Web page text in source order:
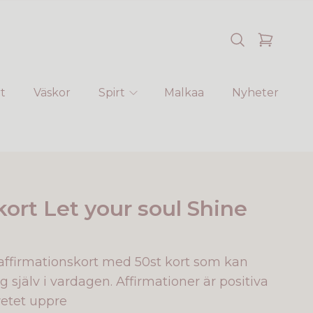
Väskor Spirt Malkaa Nyheter
Let your soul Shine
med 50st kort som kan
själv i vardagen. Affirmationer är positiva
uppre